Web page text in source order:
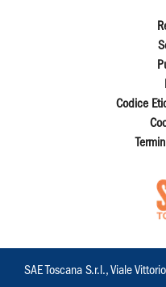
Codice
SAE Toscana S.r.l., Viale